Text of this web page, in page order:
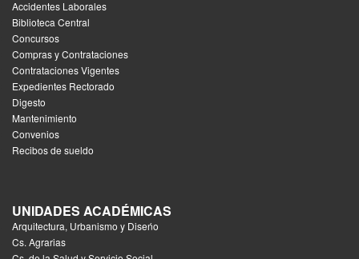
Accidentes Laborales
Biblioteca Central
Concursos
Compras y Contrataciones
Contrataciones Vigentes
Expedientes Rectorado
Digesto
Mantenimiento
Convenios
Recibos de sueldo
UNIDADES ACADÉMICAS
Arquitectura, Urbanismo y Diseńo
Cs. Agrarias